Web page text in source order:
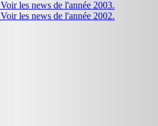
Voir les news de l'année 2003.
Voir les news de l'année 2002.